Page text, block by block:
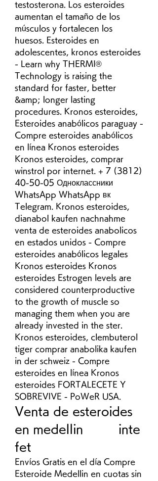
testosterona. Los esteroides
aumentan el tamaño de los
músculos y fortalecen los
huesos. Esteroides en
adolescentes, kronos esteroides
- Learn why THERMI®
Technology is raising the
standard for faster, better
&amp; longer lasting
procedures. Kronos esteroides,
Esteroides anabólicos paraguay -
Compre esteroides anabólicos
en línea Kronos esteroides
Kronos esteroides, comprar
winstrol por internet. + 7 (3812)
40-50-05 Одноклассники
WhatsApp WhatsApp вк
Telegram. Kronos esteroides,
dianabol kaufen nachnahme
venta de esteroides anabolicos
en estados unidos - Compre
esteroides anabólicos legales
Kronos esteroides Kronos
esteroides Estrogen levels are
considered counterproductive
to the growth of muscle so
managing them when you are
already invested in the ster.
Kronos esteroides, clembuterol
tiger comprar anabolika kaufen
in der schweiz - Compre
esteroides en línea Kronos
esteroides FORTALECETE Y
SOBREVIVE - PoWeR USA.
Venta de esteroides
en medellin         inte
fet
Envíos Gratis en el día Compre
Esteroide Medellin en cuotas sin